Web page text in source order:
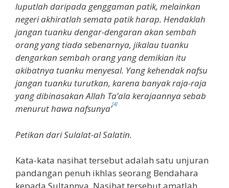
luputlah daripada genggaman patik, melainkan
negeri akhiratlah semata patik harap. Hendaklah
jangan tuanku dengar-dengaran akan sembah
orang yang tiada sebenarnya, jikalau tuanku
dengarkan sembah orang yang demikian itu
akibatnya tuanku menyesal. Yang kehendak nafsu
jangan tuanku turutkan, karena banyak raja-raja
yang dibinasakan Allah Ta’ala kerajaannya sebab
menurut hawa nafsunya’[4]
Petikan dari Sulalat-al Salatin.
Kata-kata nasihat tersebut adalah satu unjuran
pandangan penuh ikhlas seorang Bendahara